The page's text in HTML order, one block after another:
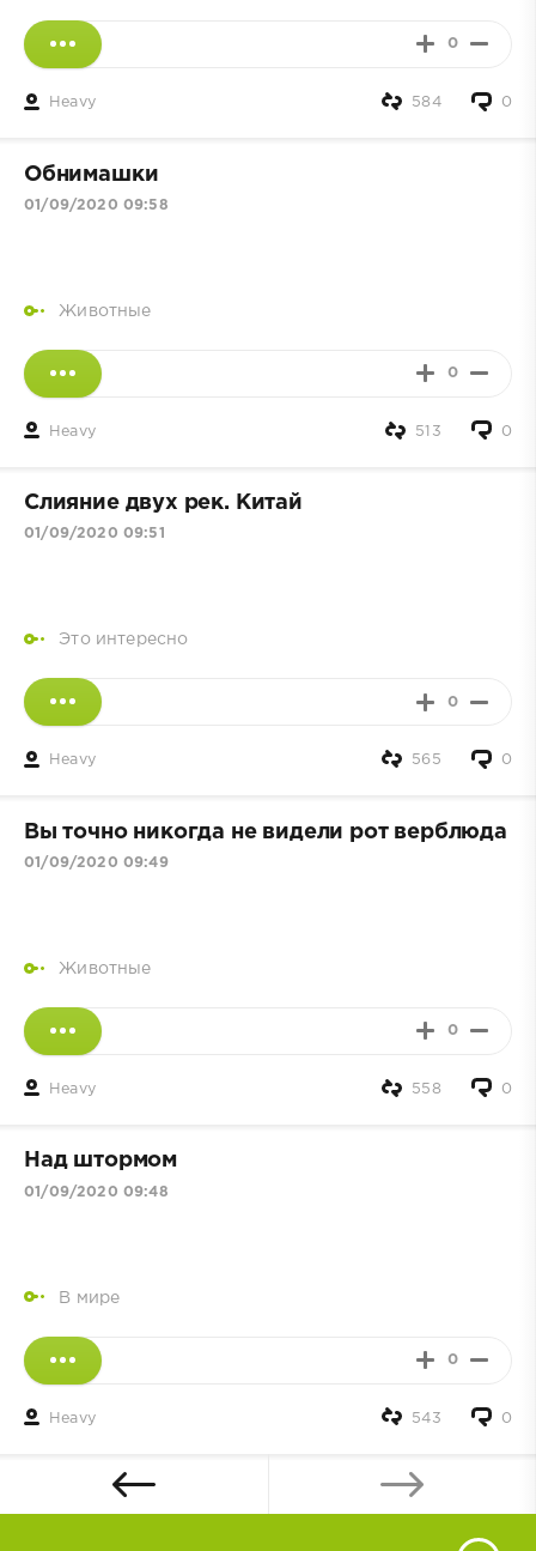
0
Heavy 0
584
Обнимашки
01/09/2020 09:58
Животные
0
Heavy 0
513
Слияние двух рек. Китай
01/09/2020 09:51
Это интересно
0
Heavy 0
565
Вы точно никогда не видели рот верблюда
01/09/2020 09:49
Животные
0
Heavy 0
558
Над штормом
01/09/2020 09:48
В мире
0
Heavy 0
543